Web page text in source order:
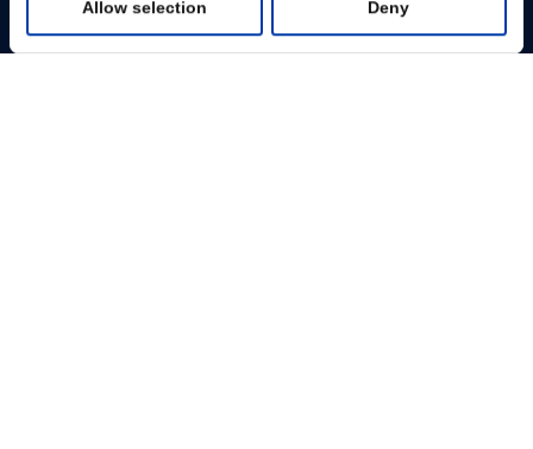
StatisticsAllow selection Deny
Profissionais